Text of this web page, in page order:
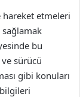
etmeleri
sağlamak
bu
sürücü
gibi konuları